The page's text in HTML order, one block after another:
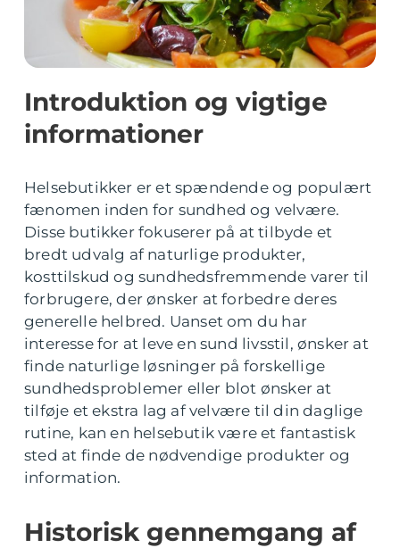
Introduktion og vigtige
informationer
Helsebutikker er et spændende og populært
fænomen inden for sundhed og velvære.
Disse butikker fokuserer på at tilbyde et
bredt udvalg af naturlige produkter,
kosttilskud og sundhedsfremmende varer til
forbrugere, der ønsker at forbedre deres
generelle helbred. Uanset om du har
interesse for at leve en sund livsstil, ønsker at
finde naturlige løsninger på forskellige
sundhedsproblemer eller blot ønsker at
tilføje et ekstra lag af velvære til din daglige
rutine, kan en helsebutik være et fantastisk
sted at finde de nødvendige produkter og
information.
Historisk gennemgang af